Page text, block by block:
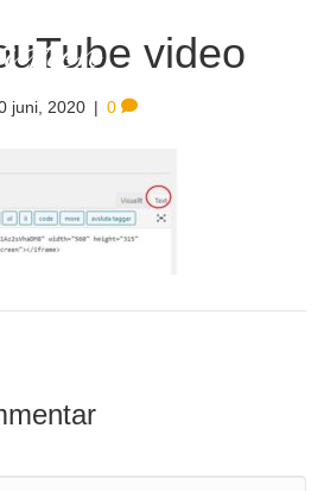
video
juni, 2020 | 0